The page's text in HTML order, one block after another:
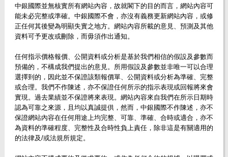
中銀國際並無核實所有網站內容，故就閣下的目的而言，網站內容可
能未必完整或準確。中銀國際不會，亦沒有義務更新網站內容，或修
正任何其後變為明顯失實之地方。網站內容所載的意見、預測及其他
資料可予更改或刪除，而毋須作出通知。
任何指示價格報價、公開資料或分析是基於我們相信的假設及參數而
預備的，不構成我們提出的意見。所用假設及參數並非唯一可以合理
選擇到的，因此並不保證該類報價單、公開資料或分析為準確、完整
或合理。我們不作陳述，亦不保證任何所示的指示表現或回報將來會
實現。過去業績並不保證將來表現。網站內容來自我們在所示日期時
認為可靠之來源，且均以真誠提供，然而，中銀國際不作陳述，亦不
保證網站內容在任何用途上均完整、可靠、準確、合時或適合，亦不
為資料的準確程度、完整性及合時性負上責任，除非這是有關適用的
的法律及/或法規所規定。